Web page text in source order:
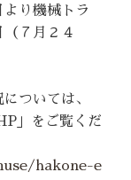
り機械トラ
７月２４
ついては、
」をご覧くだ
hakone-e